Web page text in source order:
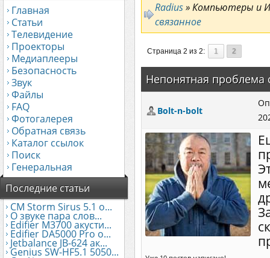
Главная
Статьи
Телевидение
Проекторы
Медиаплееры
Безопасность
Звук
Файлы
FAQ
Фотогалерея
Обратная связь
Каталог ссылок
Поиск
Генеральная
Последние статьи
CM Storm Sirus 5.1 о...
О звуке пара слов...
Edifier М3700 акусти...
Edifier DA5000 Pro о...
Jetbalance JB-624 ак...
Genius SW-HF5.1 5050...
Radius» Компьютеры и
связанное
Страница 2 из 2: 1 2
Непонятная проблема
Bolt-n-bolt